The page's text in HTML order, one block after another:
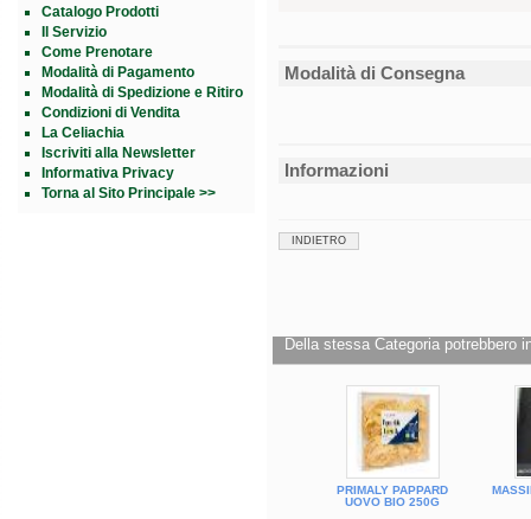
Catalogo Prodotti
Il Servizio
Come Prenotare
Modalità di Pagamento
Modalità di Spedizione e Ritiro
Condizioni di Vendita
La Celiachia
Iscriviti alla Newsletter
Informativa Privacy
Torna al Sito Principale >>
Carboidrati
36 g
Conservazione
Busta da 300 g.
Modalità di Consegna
Informazioni
INDIETRO
Della stessa Categoria potrebbero
PRIMALY PAPPARD
UOVO BIO 250G